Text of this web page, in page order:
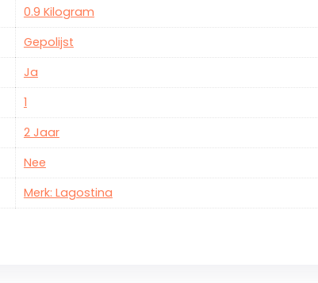
0.9 Kilogram
Gepolijst
Ja
1
2 Jaar
Nee
Merk: Lagostina